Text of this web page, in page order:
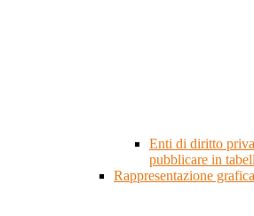
Enti di diritto
pubblicare in
Rappresentazione grafica